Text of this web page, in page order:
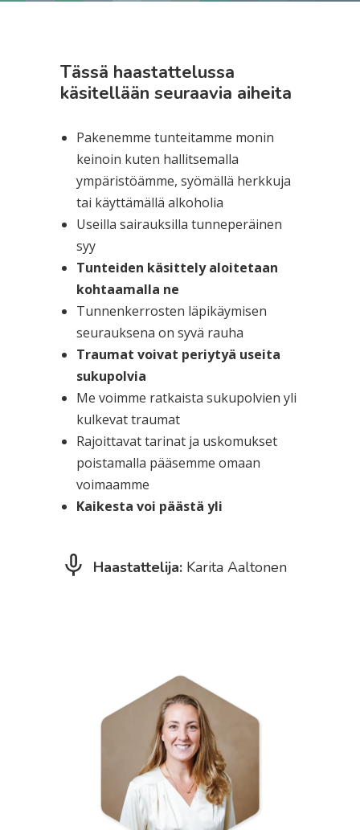
Tässä haastattelussa
käsitellään seuraavia aiheita
Pakenemme tunteitamme monin
keinoin kuten hallitsemalla
ympäristöämme, syömällä herkkuja
tai käyttämällä alkoholia
Useilla sairauksilla tunneperäinen
syy
Tunteiden käsittely aloitetaan
kohtaamalla ne
Tunnenkerrosten läpikäymisen
seurauksena on syvä rauha
Traumat voivat periytyä useita
sukupolvia
Me voimme ratkaista sukupolvien yli
kulkevat traumat
Rajoittavat tarinat ja uskomukset
poistamalla pääsemme omaan
voimaamme
Kaikesta voi päästä yli
Haastattelija: Karita Aaltonen